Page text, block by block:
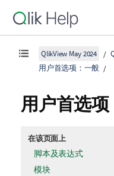
QlikView May 2024
用户首选项：一般
用户首选
在该页面上
脚本及表达式
模块